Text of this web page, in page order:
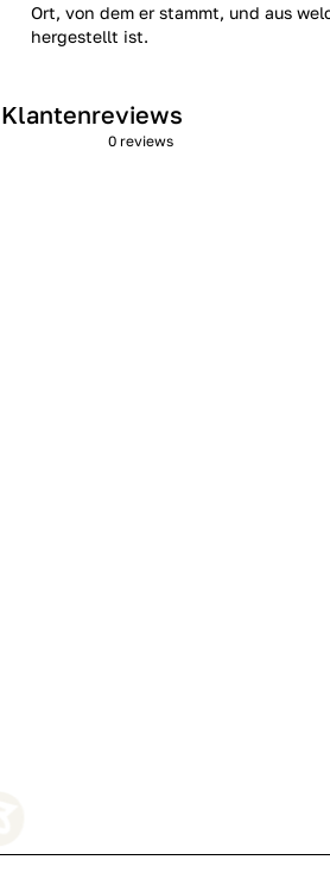
Ort, von dem er stammt, und aus
hergestellt ist.
Klantenreviews
0 reviews